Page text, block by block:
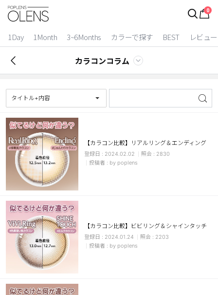
0
1Day 1Month 3~6Months カラーで探す BEST レビュー
ログイン
カラコン比較
今月限定特典
ベスト
カラコン
装着期間
1 Day
2 Weeks
1 Month
よりどりキット
カラー
ブラウン
チョコ
グレー
ブラック
ヘーゼル
ブルー
カラコンコラム
タイトル+内容
【カラコン比較】リアルリング＆エンディング
2024.02.02
2830
by poplens
【カラコン比較】ビビリング＆シャインタッチ
2024.01.24
2203
by poplens